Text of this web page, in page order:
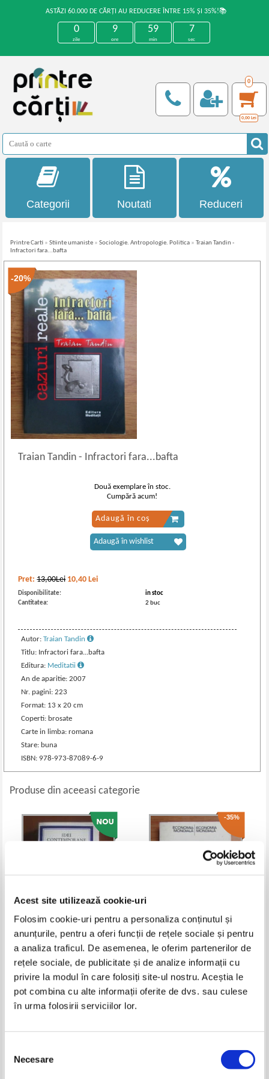
Acest site utilizează cookie-uri
Folosim cookie-uri pentru a personaliza conținutul și
anunțurile, pentru a oferi funcții de rețele sociale și pentru
a analiza traficul. De asemenea, le oferim partenerilor de
rețele sociale, de publicitate și de analize informații cu
privire la modul în care folosiți site-ul nostru. Aceștia le
pot combina cu alte informații oferite de dvs. sau culese
în urma folosirii serviciilor lor.
consimțământului
Necesare
ASTĂZI 60.000 DE CĂRȚI AU REDUCERE ÎNTRE 15% ȘI 35%!📚
0
zile
9
ore
59
min
7
sec
0
0,00 Lei
Categorii Noutati Reduceri
Printre Carti »Stiinte umaniste »Sociologie. Antropologie. Politica »Traian Tandin -
Infractori fara...bafta
-20%
Traian Tandin- Infractori fara...bafta
Pret:13,00Lei 10,40 Lei
Disponibilitate:
in stoc
Cantitatea:
2 buc
Autor:Traian Tandin
Titlu: Infractori fara...bafta
Editura: Meditatii
An de aparitie: 2007
Nr. pagini: 223
Format: 13 x 20 cm
Coperti: brosate
Carte in limba: romana
Stare: buna
ISBN: 978-973-87089-6-9
Două exemplare în stoc.
Cumpără acum!
Adaugă în coș
Adaugă în wishlist
Produse din aceeasi categorie
Alvin Toffler - Socul viitorului
12,00 Lei
Adaugă în coș
-35%
Petre Tanasie - Cooperarea
industriala a tarilor in curs de
dezvoltare
Lei
Adaugă în coș